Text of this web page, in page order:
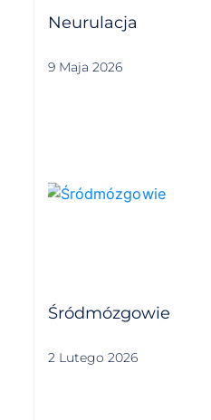
Neurulacja
9 Maja 2026
Śródmózgowie
2 Lutego 2026